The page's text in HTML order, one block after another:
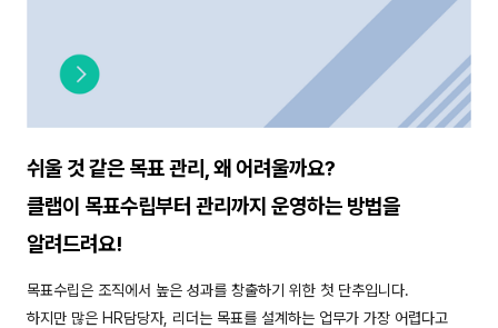
쉬울 것 같은 목표 관리, 왜 어려울까요?
클랩‍이 목표수립부터 관리까지 운영하는 방법을
알려드려요!
목표수립은 조직에서 높은 성과를 창출하기 위한 첫 단추입니다.
하지만 많은 HR담당자, 리더는 목표를 설계하는 업무가 가장 어렵다고